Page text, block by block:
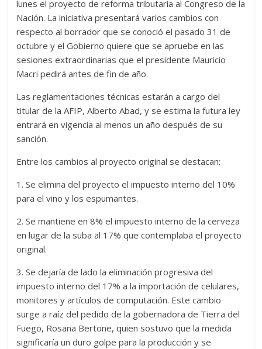
lunes el proyecto de reforma tributaria al Congreso de la
Nación. La iniciativa presentará varios cambios con
respecto al borrador que se conoció el pasado 31 de
octubre y el Gobierno quiere que se apruebe en las
sesiones extraordinarias que el presidente Mauricio
Macri pedirá antes de fin de año.
Las reglamentaciones técnicas estarán a cargo del
titular de la AFIP, Alberto Abad, y se estima la futura ley
entrará en vigencia al menos un año después de su
sanción.
Entre los cambios al proyecto original se destacan:
1. Se elimina del proyecto el impuesto interno del 10%
para el vino y los espumantes.
2. Se mantiene en 8% el impuesto interno de la cerveza
en lugar de la suba al 17% que contemplaba el proyecto
original.
3. Se dejaría de lado la eliminación progresiva del
impuesto interno del 17% a la importación de celulares,
monitores y artículos de computación. Este cambio
surge a raíz del pedido de la gobernadora de Tierra del
Fuego, Rosana Bertone, quien sostuvo que la medida
significaría un duro golpe para la producción y se